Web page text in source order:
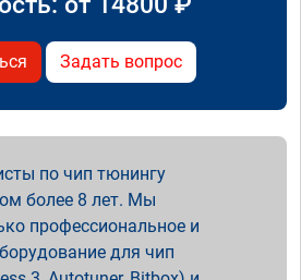
Задать вопрос
по чип тюнингу
более 8 лет. Мы
профессиональное и
для чип